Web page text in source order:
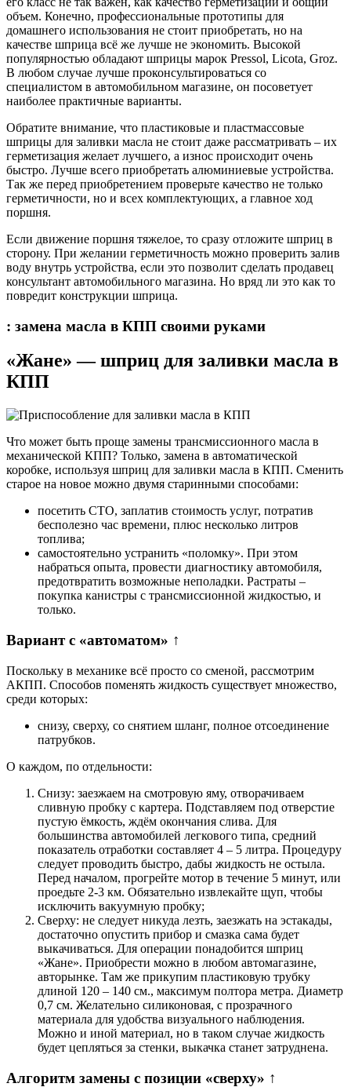
объем. Конечно, профессиональные прототипы для
домашнего использования не стоит приобретать, но на
качестве шприца всё же лучше не экономить. Высокой
популярностью обладают шприцы марок Pressol, Licota, Groz.
В любом случае лучше проконсультироваться со
специалистом в автомобильном магазине, он посоветует
наиболее практичные варианты.
Обратите внимание, что пластиковые и пластмассовые
шприцы для заливки масла не стоит даже рассматривать – их
герметизация желает лучшего, а износ происходит очень
быстро. Лучше всего приобретать алюминиевые устройства.
Так же перед приобретением проверьте качество не только
герметичности, но и всех комплектующих, а главное ход
поршня.
Если движение поршня тяжелое, то сразу отложите шприц в
сторону. При желании герметичность можно проверить залив
воду внутрь устройства, если это позволит сделать продавец
консультант автомобильного магазина. Но вряд ли это как то
повредит конструкции шприца.
: замена масла в КПП своими руками
«Жане» — шприц для заливки масла в
КПП
Что может быть проще замены трансмиссионного масла в
механической КПП? Только, замена в автоматической
коробке, используя шприц для заливки масла в КПП. Сменить
старое на новое можно двумя старинными способами:
посетить СТО, заплатив стоимость услуг, потратив
бесполезно час времени, плюс несколько литров
топлива;
самостоятельно устранить «поломку». При этом
набраться опыта, провести диагностику автомобиля,
предотвратить возможные неполадки. Растраты –
покупка канистры с трансмиссионной жидкостью, и
только.
Вариант с «автоматом» ↑
Поскольку в механике всё просто со сменой, рассмотрим
АКПП. Способов поменять жидкость существует множество,
среди которых:
снизу, сверху, со снятием шланг, полное отсоединение
патрубков.
О каждом, по отдельности:
Снизу: заезжаем на смотровую яму, отворачиваем
сливную пробку с картера. Подставляем под отверстие
пустую ёмкость, ждём окончания слива. Для
большинства автомобилей легкового типа, средний
показатель отработки составляет 4 – 5 литра. Процедуру
следует проводить быстро, дабы жидкость не остыла.
Перед началом, прогрейте мотор в течение 5 минут, или
проедьте 2-3 км. Обязательно извлекайте щуп, чтобы
исключить вакуумную пробку;
Сверху: не следует никуда лезть, заезжать на эстакады,
достаточно опустить прибор и смазка сама будет
выкачиваться. Для операции понадобится шприц
«Жане». Приобрести можно в любом автомагазине,
авторынке. Там же прикупим пластиковую трубку
длиной 120 – 140 см., максимум полтора метра. Диаметр
0,7 см. Желательно силиконовая, с прозрачного
материала для удобства визуального наблюдения.
Можно и иной материал, но в таком случае жидкость
будет цепляться за стенки, выкачка станет затруднена.
Алгоритм замены с позиции «сверху» ↑